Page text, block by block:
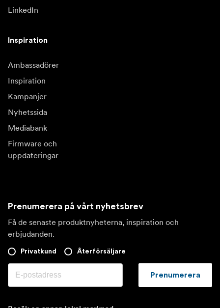
LinkedIn
Inspiration
Ambassadörer
Inspiration
Kampanjer
Nyhetssida
Mediabank
Firmware och
uppdateringar
Prenumerera på vårt nyhetsbrev
Få de senaste produktnyheterna, inspiration och
erbjudanden.
Privatkund Återförsäljare
Prenumerera